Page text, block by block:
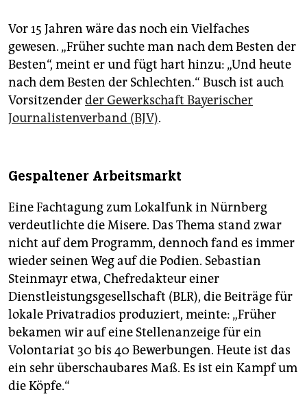
Vor 15 Jahren wäre das noch ein Vielfaches
gewesen. „Früher suchte man nach dem Besten der
Besten“, meint er und fügt hart hinzu: „Und heute
nach dem Besten der Schlechten.“ Busch ist auch
Vorsitzenderder Gewerkschaft Bayerischer
Journalistenverband (BJV).
Gespaltener Arbeitsmarkt
Eine Fachtagung zum Lokalfunk in Nürnberg
verdeutlichte die Misere. Das Thema stand zwar
nicht auf dem Programm, dennoch fand es immer
wieder seinen Weg auf die Podien. Sebastian
Steinmayr etwa, Chefredakteur einer
Dienstleistungsgesellschaft (BLR), die Beiträge für
lokale Privatradios produziert, meinte: „Früher
bekamen wir auf eine Stellenanzeige für ein
Volontariat 30 bis 40 Bewerbungen. Heute ist das
ein sehr überschaubares Maß. Es ist ein Kampf um
die Köpfe.“